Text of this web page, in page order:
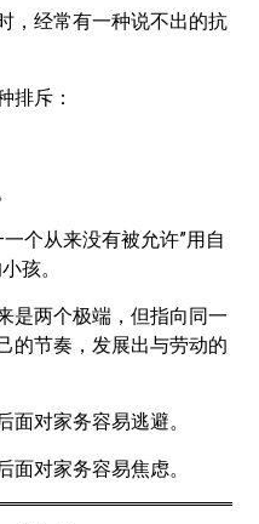
，经常有一种说不出的抗
排斥：
个从来没有被允许”用自
孩。
是两个极端，但指向同一
的节奏，发展出与劳动的
面对家务容易逃避。
面对家务容易焦虑。